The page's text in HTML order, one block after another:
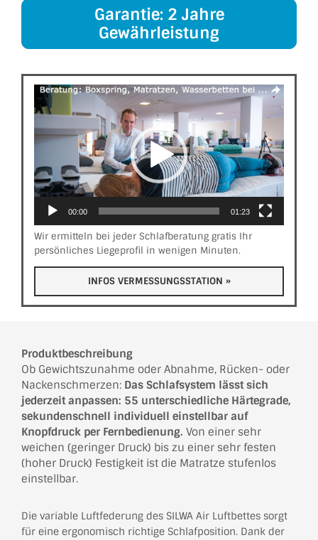
Garantie: 2 Jahre
Gewährleistung
Video-
Player
00:00 01:23
Wir ermitteln bei jeder Schlafberatung gratis Ihr
persönliches Liegeprofil in wenigen Minuten.
INFOS VER­MESS­UNGS­STATION »
Produktbeschreibung
Ob Gewichtszunahme oder Abnahme, Rücken- oder
Nackenschmerzen: Das Schlafsystem lässt sich
jederzeit anpassen: 55 unterschiedliche Härtegrade,
sekundenschnell individuell einstellbar auf
Knopfdruck per Fernbedienung. Von einer sehr
weichen (geringer Druck) bis zu einer sehr festen
(hoher Druck) Festigkeit ist die Matratze stufenlos
einstellbar.
Die variable Luftfederung des SILWA Air Luftbettes sorgt
für eine ergonomisch richtige Schlafposition. Dank der